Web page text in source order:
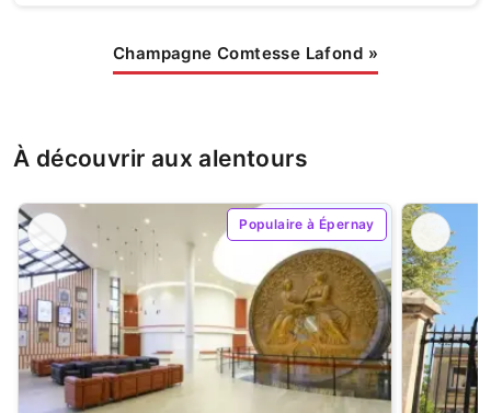
Champagne Comtesse Lafond »
À découvrir aux alentours
Populaire à Épernay